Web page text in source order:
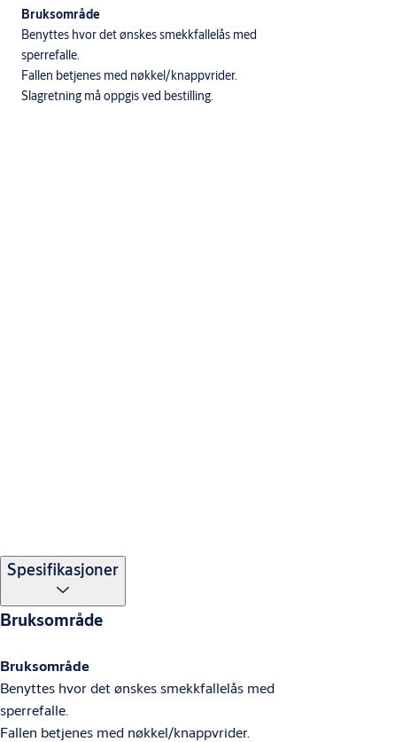
Bruksområde
Benyttes hvor det ønskes smekkfallelås med
sperrefalle.
Fallen betjenes med nøkkel/knappvrider.
Slagretning må oppgis ved bestilling.
Spesifikasjoner
Bruksområde
Bruksområde
Benyttes hvor det ønskes smekkfallelås med
sperrefalle.
Fallen betjenes med nøkkel/knappvrider.